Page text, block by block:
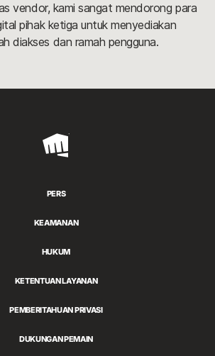
vendor, kami sangat mendorong para
pihak ketiga untuk menyediakan
diakses dan ramah pengguna.
Riot
PERS
KEAMANAN
HUKUM
KETENTUAN LAYANAN
PEMBERITAHUAN PRIVASI
DUKUNGAN PEMAIN